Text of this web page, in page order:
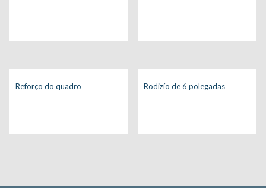
Reforço do quadro Rodizío de 6 polegadas